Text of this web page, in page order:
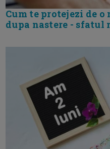
Cum te protejezi de
dupa nastere - sfatul